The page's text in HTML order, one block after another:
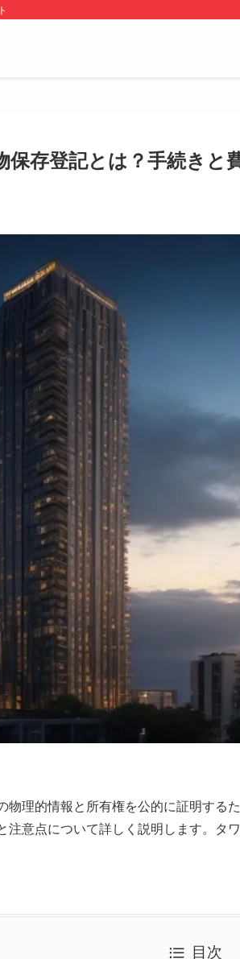
存登記とは？手続きと
物理的情報と所有権を公的に証明す
意点について詳しく説明します。
目次